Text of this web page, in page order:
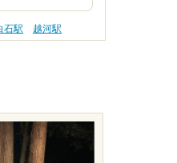
石駅 越河駅